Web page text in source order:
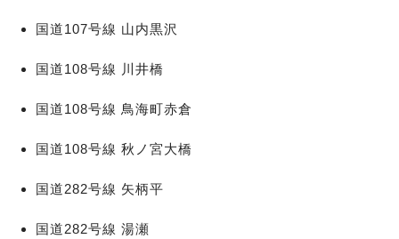
国道107号線 山内黒沢
国道108号線 川井橋
国道108号線 鳥海町赤倉
国道108号線 秋ノ宮大橋
国道282号線 矢柄平
国道282号線 湯瀬